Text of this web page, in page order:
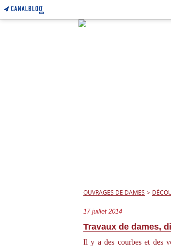
OUVRAGES DE DAMES >
17 juillet 2014
Travaux de dames,
Il y a des courbes et des